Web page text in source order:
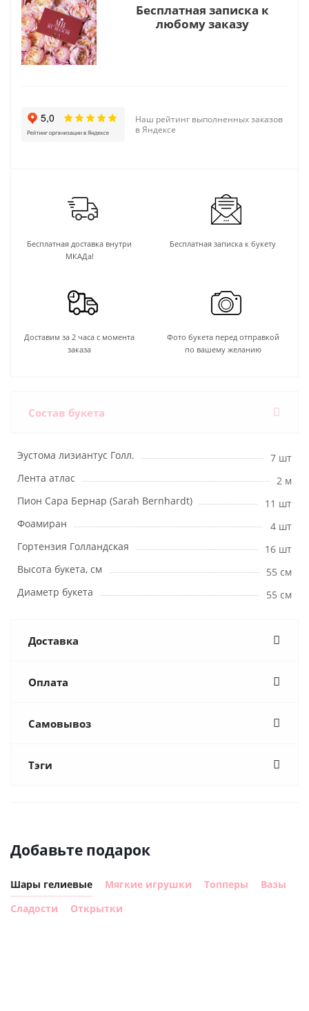
Бесплатная записка к
любому заказу
Наш рейтинг выполненных заказов
в Яндексе
Бесплатная доставка внутри
МКАДа!
Бесплатная записка к букету
Доставим за 2 часа с момента
заказа
Фото букета перед отправкой
по вашему желанию
Состав букета
Эустома лизиантус Голл.
7 шт
Лента атлас
2 м
Пион Сара Бернар (Sarah Bernhardt)
11 шт
Фоамиран
4 шт
Гортензия Голландская
16 шт
Высота букета, см
55 см
Диаметр букета
55 см
Доставка
Оплата
Самовывоз
Тэги
Добавьте подарок
Шары гелиевые Мягкие игрушки Топперы
Вазы
Сладости
Открытки